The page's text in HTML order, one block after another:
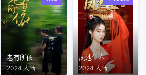
老有所依
2024 大陆
凤池生春
2024 大陆